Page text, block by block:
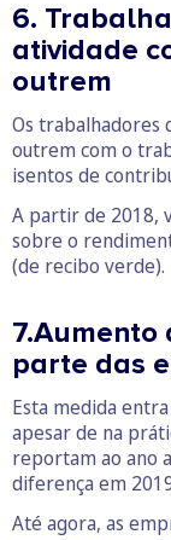
6.
atividade
outrem
Os trabalhadores
outrem com o
isentos de
A partir de 2018,
sobre o
(de recibo verde).
7.Aumento
parte das
Esta medida
apesar de na
reportam ao ano
diferença em
Até agora, as